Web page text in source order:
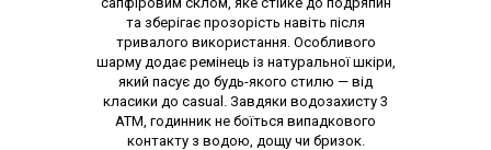
та зберігає прозорість навіть після
тривалого використання. Особливого
шарму додає ремінець із натуральної шкіри,
який пасує до будь-якого стилю — від
класики до casual. Завдяки водозахисту 3
ATM, годинник не боїться випадкового
контакту з водою, дощу чи бризок.